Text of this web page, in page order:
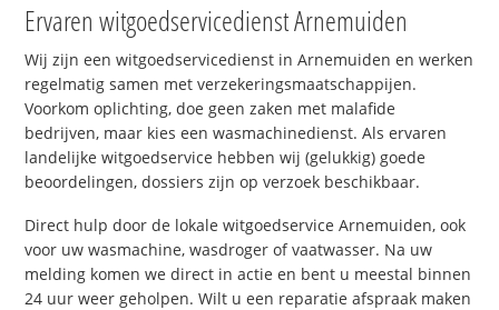
Ervaren witgoedservicedienst Arnemuiden
Wij zijn een witgoedservicedienst in Arnemuiden en werken
regelmatig samen met verzekeringsmaatschappijen.
Voorkom oplichting, doe geen zaken met malafide
bedrijven, maar kies een wasmachinedienst. Als ervaren
landelijke witgoedservice hebben wij (gelukkig) goede
beoordelingen, dossiers zijn op verzoek beschikbaar.
Direct hulp door de lokale witgoedservice Arnemuiden, ook
voor uw wasmachine, wasdroger of vaatwasser. Na uw
melding komen we direct in actie en bent u meestal binnen
24 uur weer geholpen. Wilt u een reparatie afspraak maken